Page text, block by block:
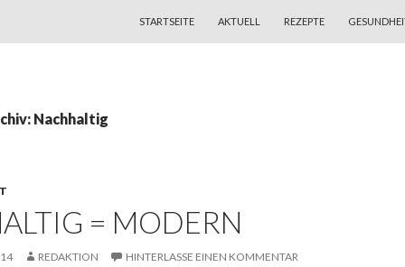
STARTSEITE
AKTUELL REZEPTE
Nachhaltig
= MODERN
REDAKTION HINTERLASSE EINEN KOMMENTAR